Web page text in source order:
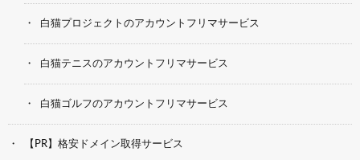
白猫プロジェクトのアカウントフリマサービス
白猫テニスのアカウントフリマサービス
白猫ゴルフのアカウントフリマサービス
【PR】格安ドメイン取得サービス